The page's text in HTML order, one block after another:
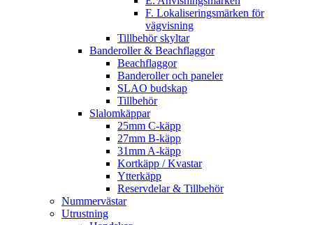
F. Lokaliseringsmärken för
vägvisning
Tillbehör skyltar
Banderoller & Beachflaggor
Beachflaggor
Banderoller och paneler
SLAO budskap
Tillbehör
Slalomkäppar
25mm C-käpp
27mm B-käpp
31mm A-käpp
Kortkäpp / Kvastar
Ytterkäpp
Reservdelar & Tillbehör
Nummervästar
Utrustning